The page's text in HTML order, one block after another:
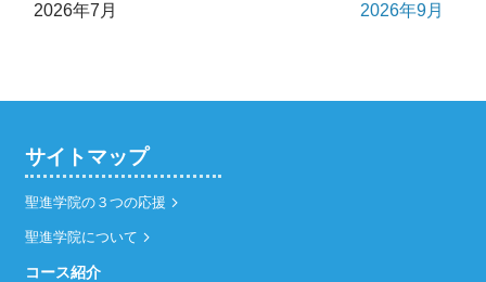
2026年7月 2026年9月
サイトマップ
聖進学院の３つの応援
聖進学院について
コース紹介